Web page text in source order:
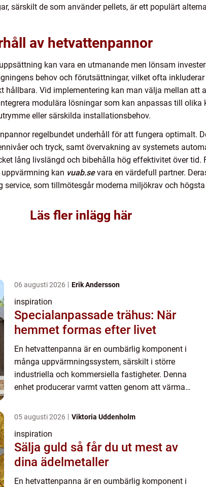
särskilt de som använder pellets, är ett populärt
av hetvattenpannor
kan vara en utmanande men lönsam
behov och förutsättningar, vilket ofta
hållbara. Vid implementering kan man välja mellan att
modulära lösningar som kan anpassas till olika
eller särskilda installationsbehov.
regelbundet underhåll för att fungera optimalt.
och tryck, samt övervakning av systemets
lång livslängd och bibehålla hög effektivitet över
kan vuab.sevara en värdefull partner.
som tillmötesgår moderna miljökrav och
Läs fler inlägg här
06 augusti 2026 Erik Andersson
inspiration
Specialanpassade trähus: När
hemmet formas efter livet
En hetvattenpanna är en oumbärlig komponent i
många uppvärmningssystem, särskilt i större
industriella och kommersiella fastigheter. Denna
enhet producerar varmt vatten genom att värma
05 augusti 2026 Viktoria Uddenholm
inspiration
Sälja guld så får du ut mest av
dina ädelmetaller
En hetvattenpanna är en oumbärlig komponent i